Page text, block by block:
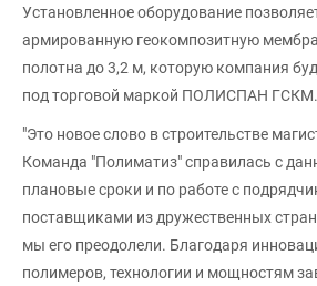
Установленное оборудование
армированную геокомпозитную
полотна до 3,2 м, которую компания
под торговой маркой ПОЛИСПАН ГСКМ.
"Это новое слово в строительстве
Команда "Полиматиз" справилась с
плановые сроки и по работе с
поставщиками из дружественных
мы его преодолели. Благодаря
полимеров, технологии и мощностям